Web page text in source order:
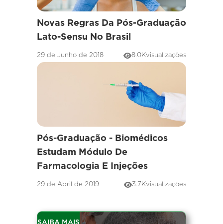
Novas Regras Da Pós-Graduação
Lato-Sensu No Brasil
29 de Junho de 2018 8.0Kvisualizações
Pós-Graduação - Biomédicos
Estudam Módulo De
Farmacologia E Injeções
29 de Abril de 2019 3.7Kvisualizações
SAIBA MAIS